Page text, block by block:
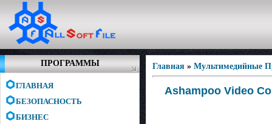
ПРОГРАММЫ
ГЛАВНАЯ
БЕЗОПАСНОСТЬ
БИЗНЕС
Главная » Мультимедийные
Ashampoo Video